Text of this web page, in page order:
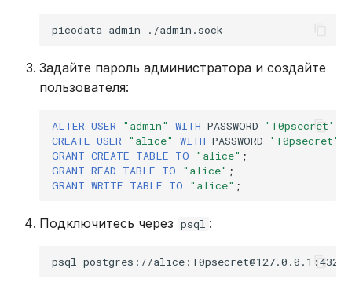
REVOKE
SELECT
picodata admin
Задайте пароль администратора и создайте
пользователя:
ALTER USER "admin" WITH PASSWORD 'T0psecret'
CREATE USER "alice" WITH PASSWORD 'T0psecret'
GRANT CREATE TABLE TO "alice" ;
GRANT READ TABLE TO "alice" ;
GRANT WRITE TABLE TO "alice" ;
Подключитесь через psql :
psql